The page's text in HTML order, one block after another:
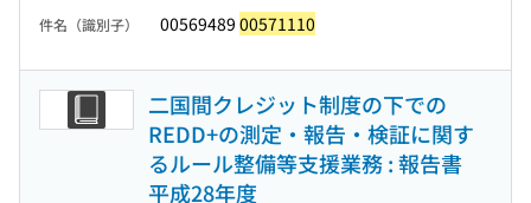
件名（識別子） 00569489 00571110
二国間クレジット制度の下での
REDD+の測定・報告・検証に関す
るルール整備等支援業務 : 報告書
平成28年度